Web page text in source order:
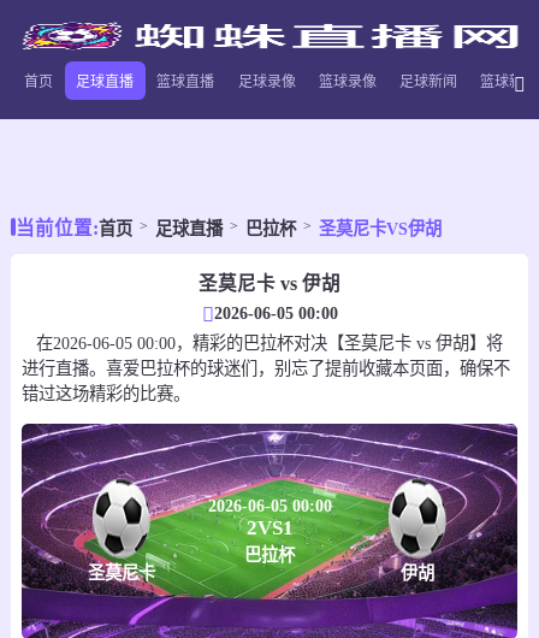
首页 足球直播 篮球直播 足球录像 篮球录像 足球新闻 篮球新闻
当前位置:首页 足球直播 巴拉杯 圣莫尼卡VS伊胡
圣莫尼卡 vs 伊胡
2026-06-05 00:00
在2026-06-05 00:00，精彩的巴拉杯对决【圣莫尼卡 vs 伊胡】将
进行直播。喜爱巴拉杯的球迷们，别忘了提前收藏本页面，确保不
错过这场精彩的比赛。
圣莫尼卡
2026-06-05 00:00
2VS1
巴拉杯
伊胡